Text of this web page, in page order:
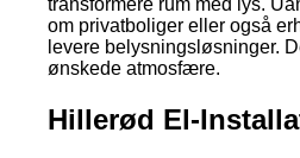
om privatboliger eller også
levere belysningsløsninger.
ønskede atmosfære.
Hillerød El-